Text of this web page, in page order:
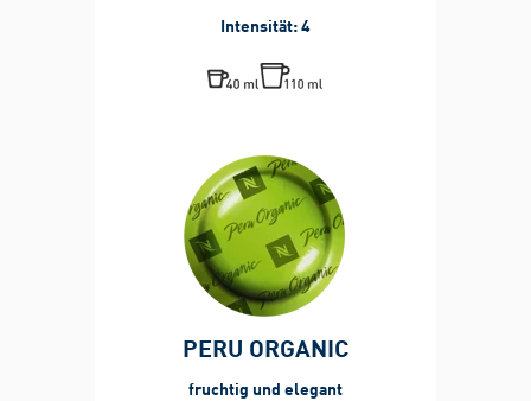
Intensität: 4
PERU ORGANIC
fruchtig und elegant